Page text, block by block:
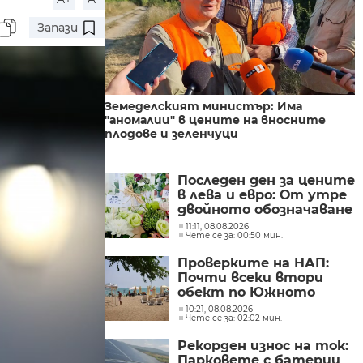
Запази
Земеделският министър: Има
"аномалии" в цените на вносните
плодове и зеленчуци
Последен ден за цените
в лева и евро: От утре
двойното обозначаване
вече не е
задължително
11:11, 08.08.2026
Чете се за: 00:50 мин.
Проверките на НАП:
Почти всеки втори
обект по Южното
Черноморие е с
нарушение
10:21, 08.08.2026
Чете се за: 02:02 мин.
Рекорден износ на ток: